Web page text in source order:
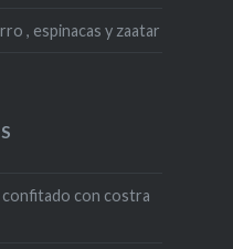
, espinacas y zaatar
confitado con costra